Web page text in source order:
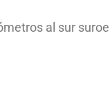
al sur